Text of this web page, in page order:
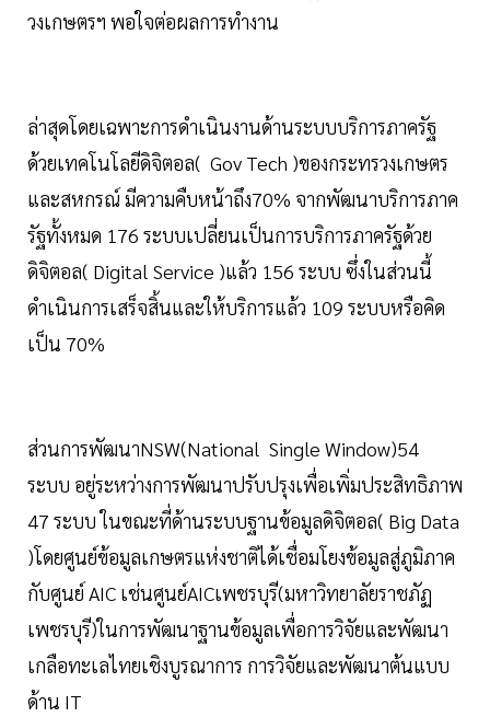
วงเกษตรฯ พอใจต่อผลการทำงาน
ล่าสุดโดยเฉพาะการดำเนินงานด้านระบบบริการภาครัฐ
ด้วยเทคโนโลยีดิจิตอล( Gov Tech )ของกระทรวงเกษตร
และสหกรณ์ มีความคืบหน้าถึง70% จากพัฒนาบริการภาค
รัฐทั้งหมด 176 ระบบเปลี่ยนเป็นการบริการภาครัฐด้วย
ดิจิตอล( Digital Service )แล้ว 156 ระบบ ซึ่งในส่วนนี้
ดำเนินการเสร็จสิ้นและให้บริการแล้ว 109 ระบบหรือคิด
เป็น 70%
ส่วนการพัฒนาNSW(National Single Window)54
ระบบ อยู่ระหว่างการพัฒนาปรับปรุงเพื่อเพิ่มประสิทธิภาพ
47 ระบบ ในขณะที่ด้านระบบฐานข้อมูลดิจิตอล( Big Data
)โดยศูนย์ข้อมูลเกษตรแห่งชาติได้เชื่อมโยงข้อมูลสู่ภูมิภาค
กับศูนย์ AIC เช่นศูนย์AICเพชรบุรี(มหาวิทยาลัยราชภัฏ
เพชรบุรี)ในการพัฒนาฐานข้อมูลเพื่อการวิจัยและพัฒนา
เกลือทะเลไทยเชิงบูรณาการ การวิจัยและพัฒนาต้นแบบ
ด้าน IT